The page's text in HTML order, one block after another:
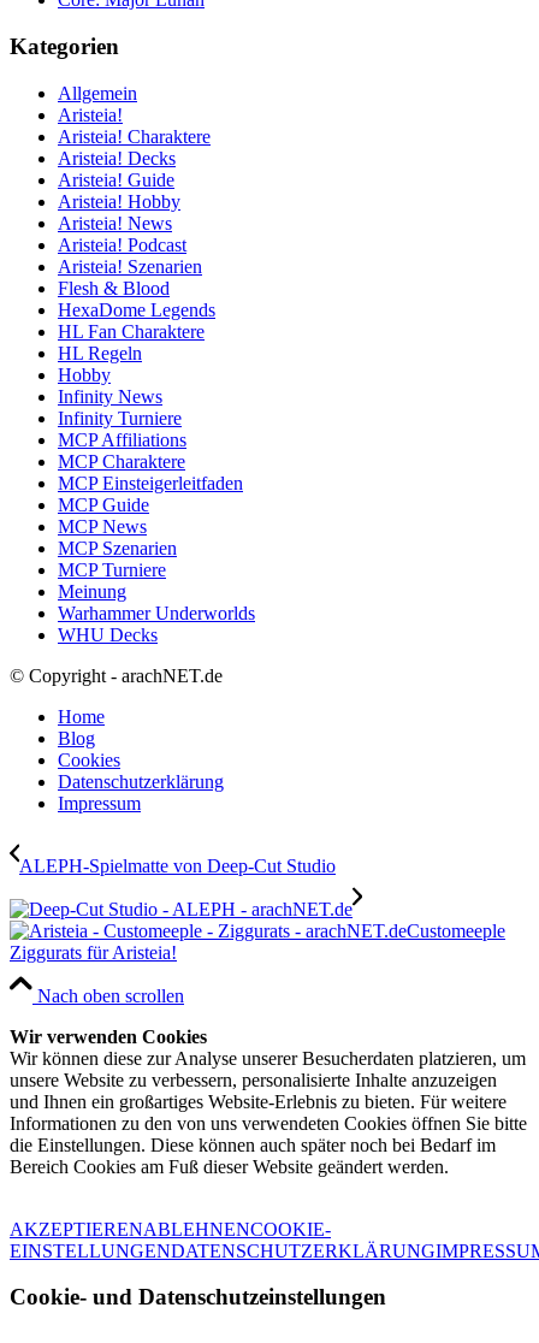
Kategorien
Allgemein
Aristeia!
Aristeia! Charaktere
Aristeia! Decks
Aristeia! Guide
Aristeia! Hobby
Aristeia! News
Aristeia! Podcast
Aristeia! Szenarien
Flesh & Blood
HexaDome Legends
HL Fan Charaktere
HL Regeln
Hobby
Infinity News
Infinity Turniere
MCP Affiliations
MCP Charaktere
MCP Einsteigerleitfaden
MCP Guide
MCP News
MCP Szenarien
MCP Turniere
Meinung
Warhammer Underworlds
WHU Decks
© Copyright - arachNET.de
Home
Blog
Cookies
Datenschutzerklärung
Impressum
ALEPH-Spielmatte von Deep-Cut Studio
Customeeple
Ziggurats für Aristeia!
Nach oben scrollen
Wir verwenden Cookies
Wir können diese zur Analyse unserer Besucherdaten platzieren, um
unsere Website zu verbessern, personalisierte Inhalte anzuzeigen
und Ihnen ein großartiges Website-Erlebnis zu bieten. Für weitere
Informationen zu den von uns verwendeten Cookies öffnen Sie bitte
die Einstellungen. Diese können auch später noch bei Bedarf im
Bereich Cookies am Fuß dieser Website geändert werden.
AKZEPTIERENABLEHNENCOOKIE-
EINSTELLUNGENDATENSCHUTZERKLÄRUNG
Cookie- und Datenschutzeinstellungen